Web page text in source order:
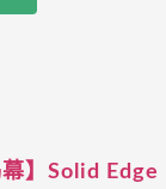
幕】Solid Edge